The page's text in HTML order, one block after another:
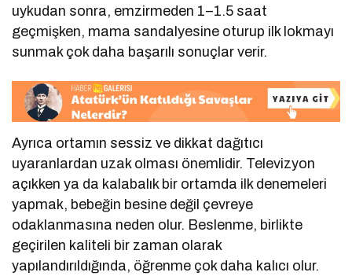
uykudan sonra, emzirmeden 1–1.5 saat
geçmişken, mama sandalyesine oturup ilk lokmayı
sunmak çok daha başarılı sonuçlar verir.
Ayrıca ortamın sessiz ve dikkat dağıtıcı
uyaranlardan uzak olması önemlidir. Televizyon
açıkken ya da kalabalık bir ortamda ilk denemeleri
yapmak, bebeğin besine değil çevreye
odaklanmasına neden olur. Beslenme, birlikte
geçirilen kaliteli bir zaman olarak
yapılandırıldığında, öğrenme çok daha kalıcı olur.